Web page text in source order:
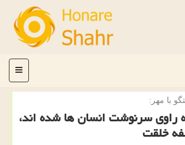
منو
با مهر:
راوی سرنوشت انسان ها شده اند،
خلقت